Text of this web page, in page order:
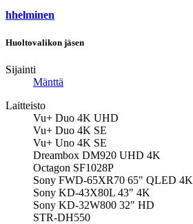
hhelminen
Huoltovalikon jäsen
Sijainti
Mänttä
Laitteisto
Vu+ Duo 4K UHD
Vu+ Duo 4K SE
Vu+ Uno 4K SE
Dreambox DM920 UHD 4K
Octagon SF1028P
Sony FWD-65XR70 65" QLED 4K
Sony KD-43X80L 43" 4K
Sony KD-32W800 32" HD
STR-DH550